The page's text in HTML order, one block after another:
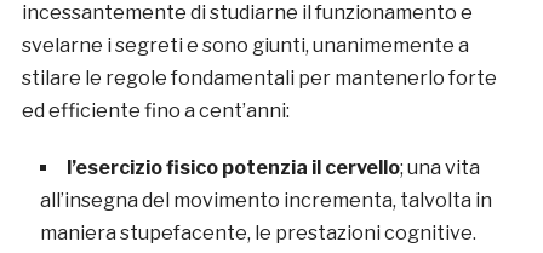
incessantemente di studiarne il funzionamento e
svelarne i segreti e sono giunti, unanimemente a
stilare le regole fondamentali per mantenerlo forte
ed efficiente fino a cent’anni:
l’esercizio fisico potenzia il cervello; una vita
all’insegna del movimento incrementa, talvolta in
maniera stupefacente, le prestazioni cognitive.